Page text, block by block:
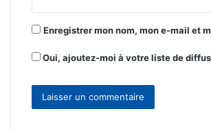
*
Enregistrer mon nom, mon e-mail et
Oui, ajoutez-moi à votre liste de